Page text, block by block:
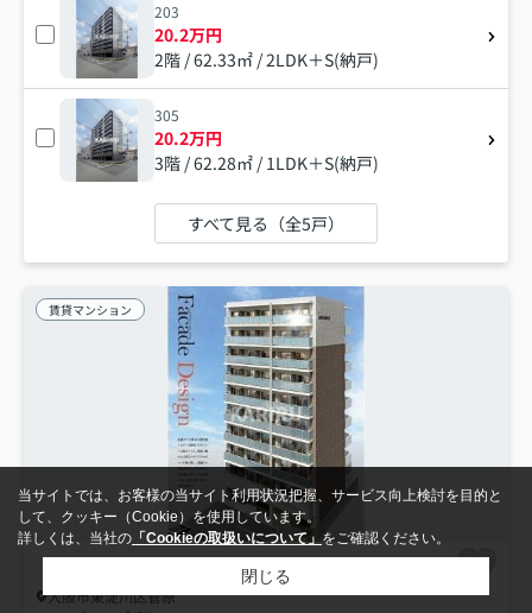
203
20.2万円
2階 / 62.33㎡ / 2LDK＋S(納戸)
305
20.2万円
3階 / 62.28㎡ / 1LDK＋S(納戸)
すべて見る（全5戸）
賃貸マンション
大阪市東淀川区菅原
当サイトでは、お客様の当サイト利用状況把握、サービス向上検討を目的と
して、クッキー（Cookie）を使用しています。
詳しくは、当社の 「Cookieの取扱いについて」をご確認ください。
閉じる